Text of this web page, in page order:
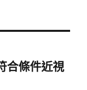
合條件近視